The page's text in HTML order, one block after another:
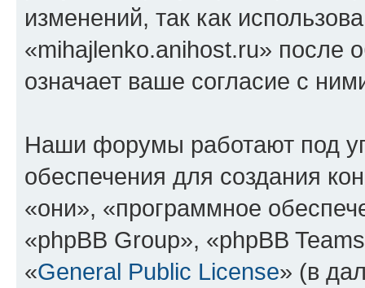
изменений, так как
«mihajlenko.anihost.ru» после
означает ваше согласие с
Наши форумы работают под
обеспечения для создания
«они», «программное
«phpBB Group», «phpBB
«General Public License» (в